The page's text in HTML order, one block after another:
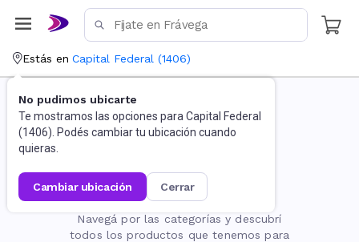
Estás en Capital Federal (1406)
No pudimos ubicarte
Te mostramos las opciones para Capital Federal
(1406). Podés cambiar tu ubicación cuando
quieras.
cambiar ubicación cerrar
La página no existe
Navegá por las categorías y descubrí
todos los productos que tenemos para